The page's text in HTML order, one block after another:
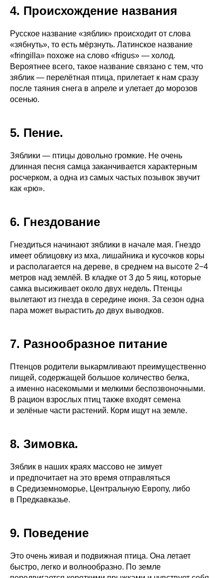
4. Происхождение названия
Русское название «зяблик» происходит от слова
«зябнуть», то есть мёрзнуть. Латинское название
«fringilla» похоже на слово «frigus» — холод.
Вероятнее всего, такое название связано с тем, что
зяблик — перелётная птица, прилетает к нам сразу
после таяния снега в апреле и улетает до морозов
осенью.
5. Пение.
Зяблики — птицы довольно громкие. Не очень
длинная песня самца заканчивается характерным
росчерком, а одна из самых частых позывок звучит
как «рю».
6. Гнездование
Гнездиться начинают зяблики в начале мая. Гнездо
имеет облицовку из мха, лишайника и кусочков коры
и располагается на дереве, в среднем на высоте 2−4
метров над землёй. В кладке от 3 до 5 яиц, которые
самка высиживает около двух недель. Птенцы
вылетают из гнезда в середине июня. За сезон одна
пара может вырастить до двух выводков.
7. Разнообразное питание
Птенцов родители выкармливают преимущественно
пищей, содержащей большое количество белка,
а именно насекомыми и мелкими беспозвоночными.
В рацион взрослых птиц также входят семена
и зелёные части растений. Корм ищут на земле.
8. Зимовка.
Зяблик в наших краях массово не зимует
и предпочитает на это время отправляться
в Средиземноморье, Центральную Европу, либо
в Предкавказье.
9. Поведение
Это очень живая и подвижная птица. Она летает
быстро, легко и волнообразно. По земле